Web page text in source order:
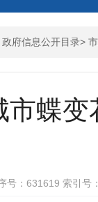
政府信息公开目录>
市蝶
号：631619 索引